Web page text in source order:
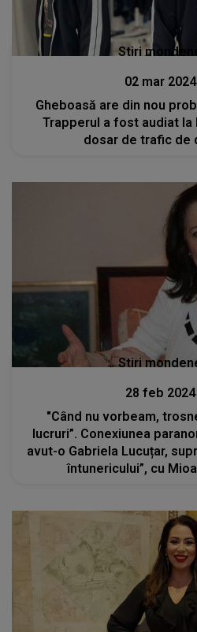
Stiri
02 mar 2024
Gheboasă are din nou
Trapperul a fost audiat la
dosar de trafic de
Stiri
28 feb 2024
"Când nu vorbeam,
lucruri”. Conexiunea
avut-o Gabriela Lucuțar,
întunericului”, cu